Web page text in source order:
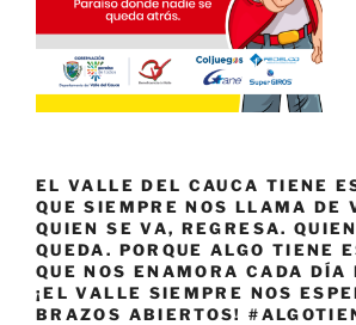
EL VALLE DEL CAUCA TIENE
QUE SIEMPRE NOS LLAMA DE
QUIEN SE VA, REGRESA.
QUEDA. PORQUE ALGO TIENE
QUE NOS ENAMORA CADA DÍA
¡EL VALLE SIEMPRE NOS
BRAZOS ABIERTOS!